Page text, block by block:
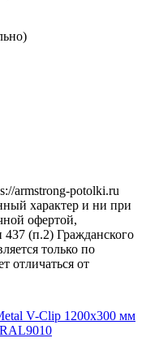
armstrong-potolki.ru
характер и ни при
офертой,
(п.2) Гражданского
только по
отличаться от